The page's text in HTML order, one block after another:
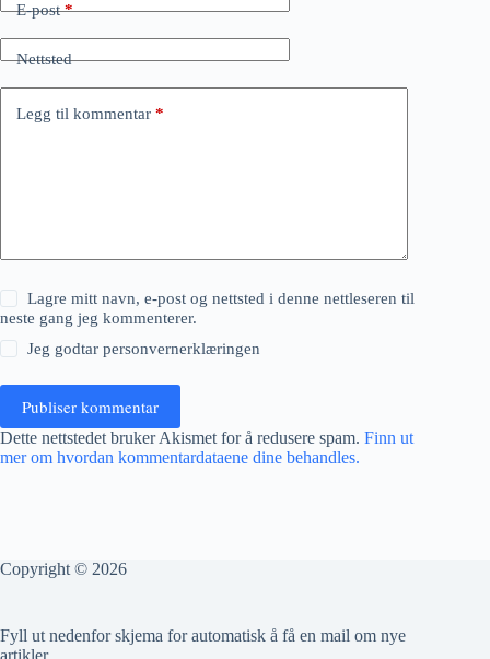
E-post*
Nettsted
Legg til kommentar *
Lagre mitt navn, e-post og nettsted i denne nettleseren til
neste gang jeg kommenterer.
Jeg godtarpersonvernerklæringen
Publiser kommentar
Dette nettstedet bruker Akismet for å redusere spam. Finn ut
mer om hvordan kommentardataene dine behandles.
Copyright © 2026
Fyll ut nedenfor skjema for automatisk å få en mail om nye